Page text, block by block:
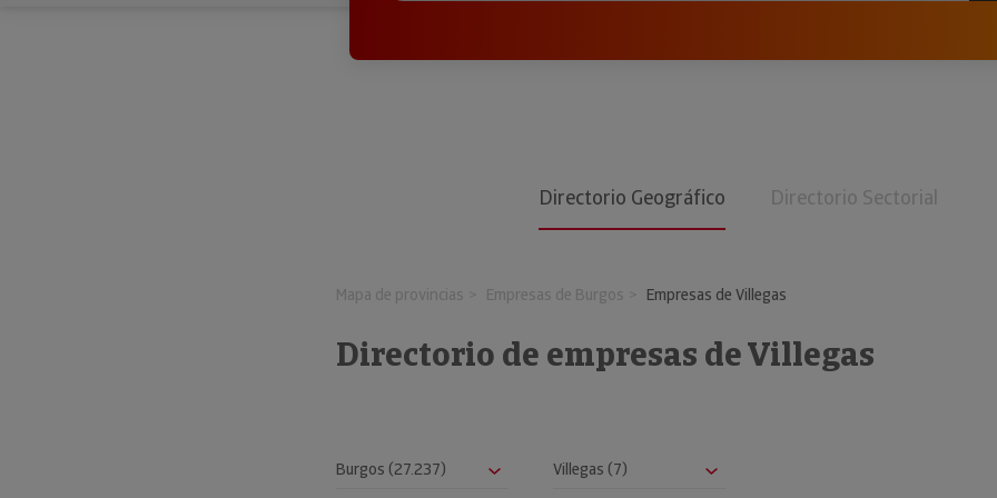
Directorio Geográfico Directorio Sectorial
Mapa de provincias Empresas de Burgos Empresas de Villegas
Directorio de empresas de Villegas